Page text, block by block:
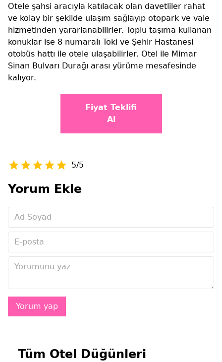
Otele şahsi aracıyla katılacak olan davetliler rahat
ve kolay bir şekilde ulaşım sağlayıp otopark ve vale
hizmetinden yararlanabilirler. Toplu taşıma kullanan
konuklar ise 8 numaralı Toki ve Şehir Hastanesi
otobüs hattı ile otele ulaşabilirler. Otel ile Mimar
Sinan Bulvarı Durağı arası yürüme mesafesinde
kalıyor.
Fiyat Teklifi
Al
5/5
Yorum Ekle
Tüm Otel Düğünleri